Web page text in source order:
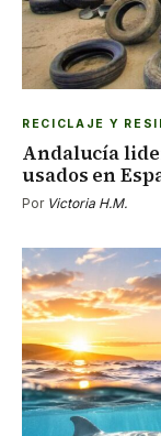
RECICLAJE Y
Andalucía
usados en
Por Victoria H.M.